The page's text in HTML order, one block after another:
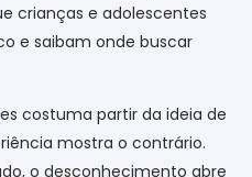
crianças e adolescentes
e saibam onde buscar
costuma partir da ideia de
mostra o contrário.
o desconhecimento abre